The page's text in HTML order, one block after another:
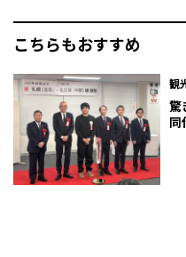
こちらもおすすめ
観
驚
同